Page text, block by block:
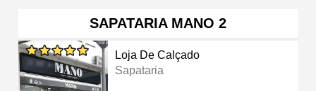
SAPATARIA MANO 2
Loja De Calçado
Sapataria